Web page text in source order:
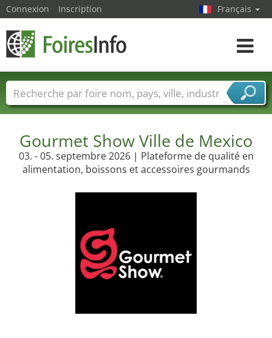
Gourmet Show Ville de Mexico
03. - 05. septembre 2026 | Plateforme de qualité en
alimentation, boissons et accessoires gourmands
Connexion Inscription Français
Toggle
Foire noms Pays Villes
Secteurs de foire